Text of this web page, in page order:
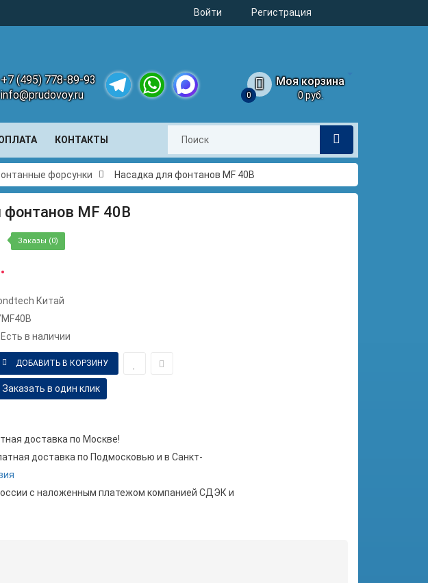
Войти Регистрация
+7 (495) 778-89-93
info@prudovoy.ru
Моя корзина
0 0 руб.
КОНТАКТЫ
форсунки Насадка для фонтанов MF 40B
MF 40B
Заказы (0)
Китай
Есть в наличии
Заказать в один клик
доставка по Москве!
доставка по Подмосковью и в Санкт-
с наложенным платежом компанией СДЭК и